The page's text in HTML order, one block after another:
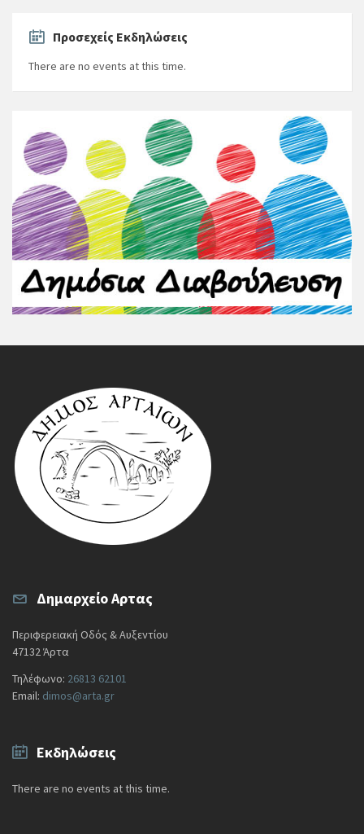
Προσεχείς Εκδηλώσεις
There are no events at this time.
Δημαρχείο Αρτας
Περιφερειακή Οδός & Αυξεντίου
47132 Άρτα
Τηλέφωνο: 26813 62101
Email: dimos@arta.gr
Εκδηλώσεις
There are no events at this time.